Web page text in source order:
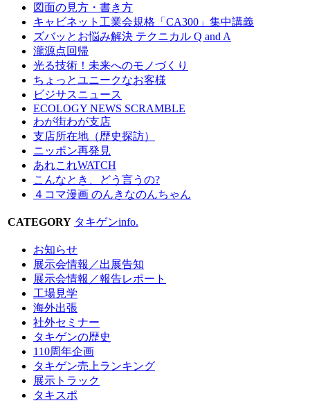
図面の見方・書き方
キャビネット工業会規格「CA300」集中講義
ズバッとお悩み解決 テクニカル Q and A
瀧源点回帰
光る技術！未来へのモノづくり
ちょっとユニークなお客様
ビジサスニュース
ECOLOGY NEWS SCRAMBLE
わが街わが支店
支店所在地（歴史探訪）
ニッポン再発見
あれこれWATCH
こんなとき、どう言うの?
４コマ漫画 のんきなのんちゃん
CATEGORY タキゲンinfo.
お知らせ
展示会情報／出展告知
展示会情報／報告レポート
工場見学
海外出張
社外セミナー
タキゲンの歴史
110周年企画
タキゲン売上ランキング
展示トラック
タキスポ